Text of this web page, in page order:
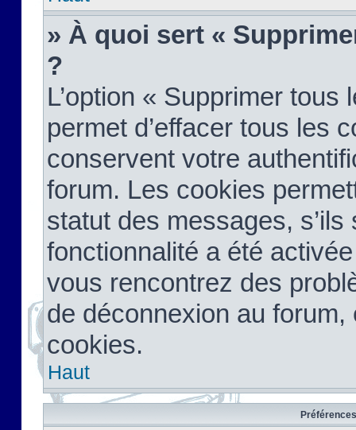
» À quoi sert «
?
L’option « Supprimer
permet d’effacer tous les
conservent votre
forum. Les cookies
statut des messages,
fonctionnalité a été
vous rencontrez des
de déconnexion au
cookies.
Haut